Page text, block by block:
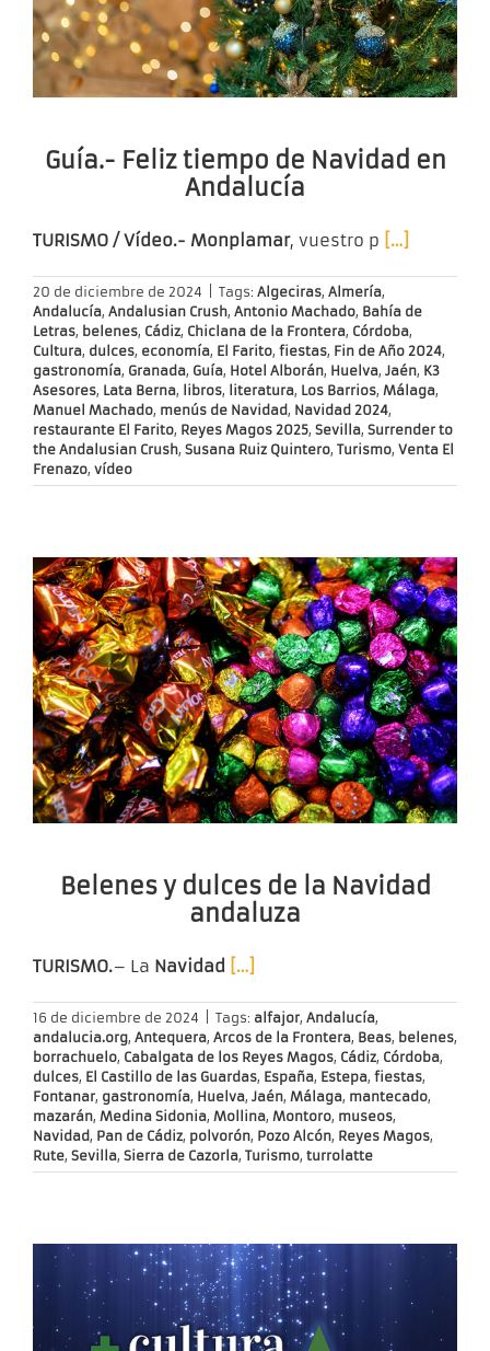
Guía.- Feliz tiempo de Navidad en
Andalucía
TURISMO / Vídeo.- Monplamar, vuestro p […]
20 de diciembre de 2024 Tags: Algeciras, Almería,
Andalucía, Andalusian Crush, Antonio Machado, Bahía de
Letras, belenes, Cádiz, Chiclana de la Frontera, Córdoba,
Cultura, dulces, economía, El Farito, fiestas, Fin de Año 2024,
gastronomía, Granada, Guía, Hotel Alborán, Huelva, Jaén, K3
Asesores, Lata Berna, libros, literatura, Los Barrios, Málaga,
Manuel Machado, menús de Navidad, Navidad 2024,
restaurante El Farito, Reyes Magos 2025, Sevilla, Surrender to
the Andalusian Crush, Susana Ruiz Quintero, Turismo, Venta El
Frenazo, vídeo
Belenes y dulces de la Navidad
andaluza
TURISMO.– La Navidad […]
16 de diciembre de 2024 Tags: alfajor, Andalucía,
andalucia.org, Antequera, Arcos de la Frontera, Beas, belenes,
borrachuelo, Cabalgata de los Reyes Magos, Cádiz, Córdoba,
dulces, El Castillo de las Guardas, España, Estepa, fiestas,
Fontanar, gastronomía, Huelva, Jaén, Málaga, mantecado,
mazarán, Medina Sidonia, Mollina, Montoro, museos,
Navidad, Pan de Cádiz, polvorón, Pozo Alcón, Reyes Magos,
Rute, Sevilla, Sierra de Cazorla, Turismo, turrolatte